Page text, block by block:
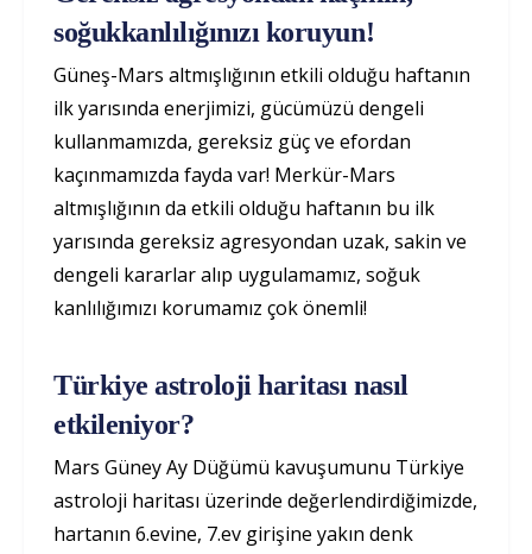
soğukkanlılığınızı koruyun!
Güneş-Mars altmışlığının etkili olduğu haftanın
ilk yarısında enerjimizi, gücümüzü dengeli
kullanmamızda, gereksiz güç ve efordan
kaçınmamızda fayda var! Merkür-Mars
altmışlığının da etkili olduğu haftanın bu ilk
yarısında gereksiz agresyondan uzak, sakin ve
dengeli kararlar alıp uygulamamız, soğuk
kanlılığımızı korumamız çok önemli!
Türkiye astroloji haritası nasıl
etkileniyor?
Mars Güney Ay Düğümü kavuşumunu Türkiye
astroloji haritası üzerinde değerlendirdiğimizde,
hartanın 6.evine, 7.ev girişine yakın denk